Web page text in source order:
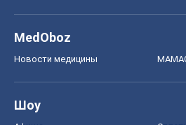
MedOboz
Новости медицины
Шоу